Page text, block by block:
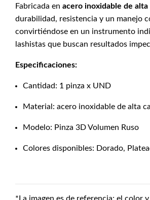
Fabricada en acero inoxidable de alta
durabilidad, resistencia y un manejo
convirtiéndose en un instrumento
lashistas que buscan resultados
Especificaciones:
Cantidad: 1 pinza x UND
Material: acero inoxidable de alta
Modelo: Pinza 3D Volumen Ruso
Colores disponibles: Dorado,